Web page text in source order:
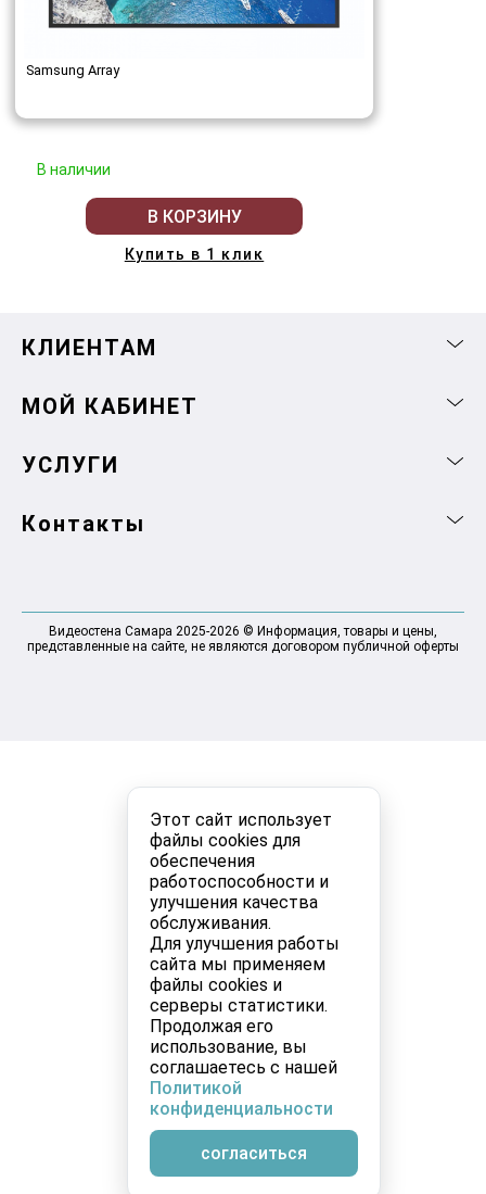
Этот сайт использует
файлы cookies для
обеспечения
работоспособности и
улучшения качества
обслуживания.
Для улучшения работы
сайта мы применяем
файлы cookies и
серверы статистики.
Продолжая его
использование, вы
соглашаетесь с нашей
Политикой
конфиденциальности
согласиться
Samsung Array
В наличии
В КОРЗИНУ
Купить в 1 клик
КЛИЕНТАМ
МОЙ КАБИНЕТ
УСЛУГИ
Контакты
Видеостена Самара 2025-2026 © Информация, товары и цены,
представленные на сайте, не являются договором публичной оферты